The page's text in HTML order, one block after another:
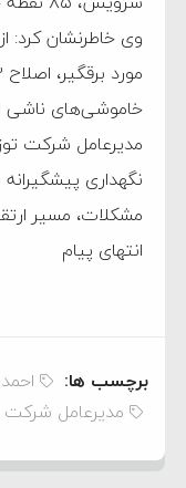
خاموشی‌های ناشی
مدیرعامل شرکت
نگهداری
مشکلات، مسیر
انتهای پیام
برچسب ها:
مدیرعامل شرکت